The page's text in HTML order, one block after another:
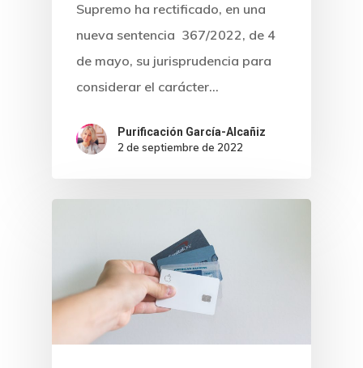
Supremo ha rectificado, en una
nueva sentencia 367/2022, de 4
de mayo, su jurisprudencia para
considerar el carácter…
Purificación García-Alcañiz
2 de septiembre de 2022